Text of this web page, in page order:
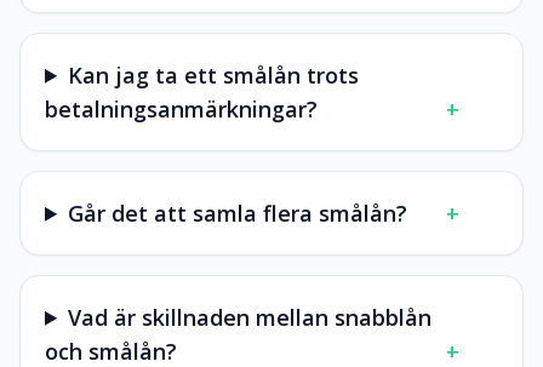
Kan jag ta ett smålån trots
betalningsanmärkningar?
+
Går det att samla flera smålån? +
Vad är skillnaden mellan snabblån
och smålån?
+